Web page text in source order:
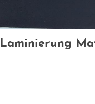
Laminierung